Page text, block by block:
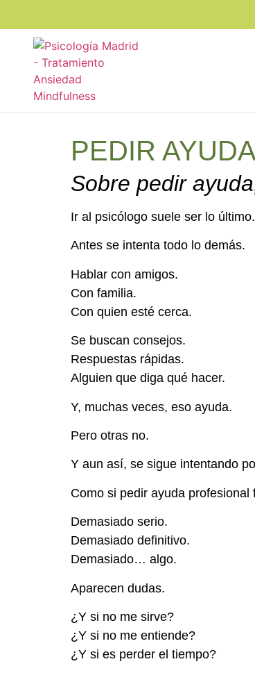
PEDIR
Sobre pedir
Ir al psicólogo suele ser lo último.
Antes se intenta todo lo demás.
Hablar con amigos.
Con familia.
Con quien esté cerca.
Se buscan consejos.
Respuestas rápidas.
Alguien que diga qué hacer.
Y, muchas veces, eso ayuda.
Pero otras no.
Y aun así, se sigue intentando
Como si pedir ayuda profesional
Demasiado serio.
Demasiado definitivo.
Demasiado… algo.
Aparecen dudas.
¿Y si no me sirve?
¿Y si no me entiende?
¿Y si es perder el tiempo?